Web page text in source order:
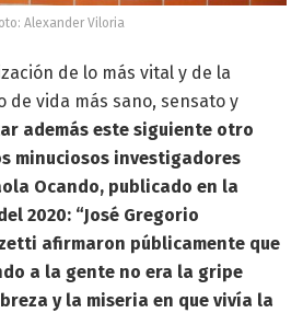
Alexander Viloria
de lo más vital y de la
de vida más sano, sensato y
además este siguiente otro
minuciosos investigadores
Ocando, publicado en la
2020: “José Gregorio
afirmaron públicamente que
a la gente no era la gripe
y la miseria en que vivía la